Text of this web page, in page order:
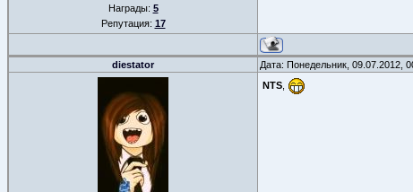
Награды: 5
Репутация: 17
diestator Дата: Понедельник, 09.07.2012,
NTS